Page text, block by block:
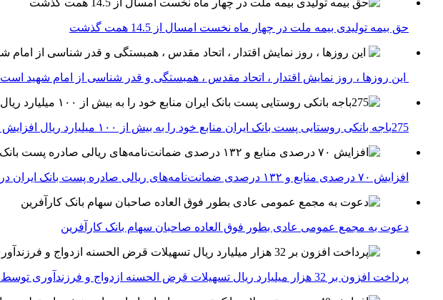
حق بیمه تولیدی بیمه ملت در چهار ماه نخست امسال از 14.5 همت گذشت
این روزها ، روز نمایش اقتدار ، اتحاد مقدس ، همبستگی و قدر شناسی از امام شهید است
275باجه بانکی روستایی پست بانک ایران منابع خود را به بیش از ۱۰۰ میلیارد ریال افزایش دادند
افزایش ۷۰ درصدی منابع و ۱۳۲ درصدی ضمانت‌نامه‌های ریالی صادره پست بانک ایران در چهارماهه اول سال 1405
دعوت به مجمع عمومی عادی بطور فوق العاده صاحبان سهام بانک کارآفرین
پرداخت افزون بر 32 هزار میلیارد ریال تسهیلات قرض الحسنه ازدواج و فرزندآوری توسط بانک کشاورزی